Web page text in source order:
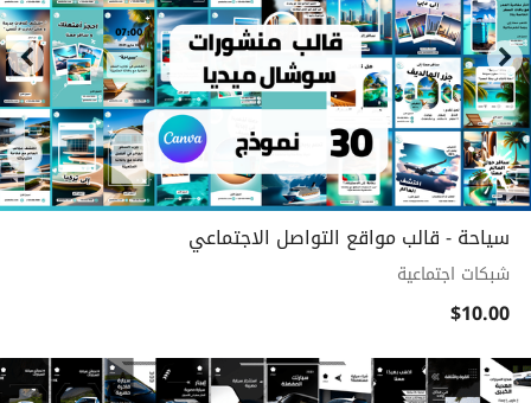
سياحة - قالب مواقع التواصل الاجتماعي
شبكات اجتماعية
$10.00